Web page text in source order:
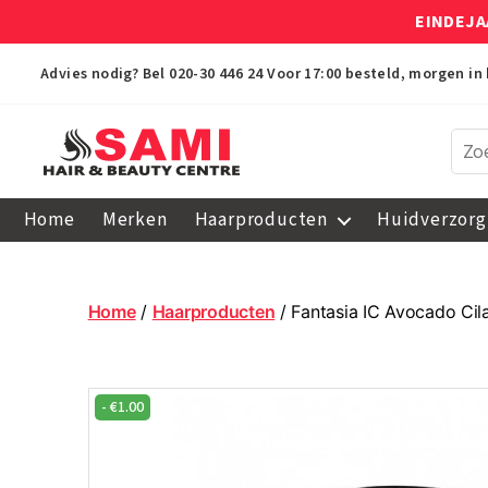
Advies nodig? Bel 020-30 446 24 Voor 17:00 besteld, morgen in
Hair
Centre
Home Merken Haarproducten
Home/ Haarproducten / Fantasia IC Avocado
- €1.00